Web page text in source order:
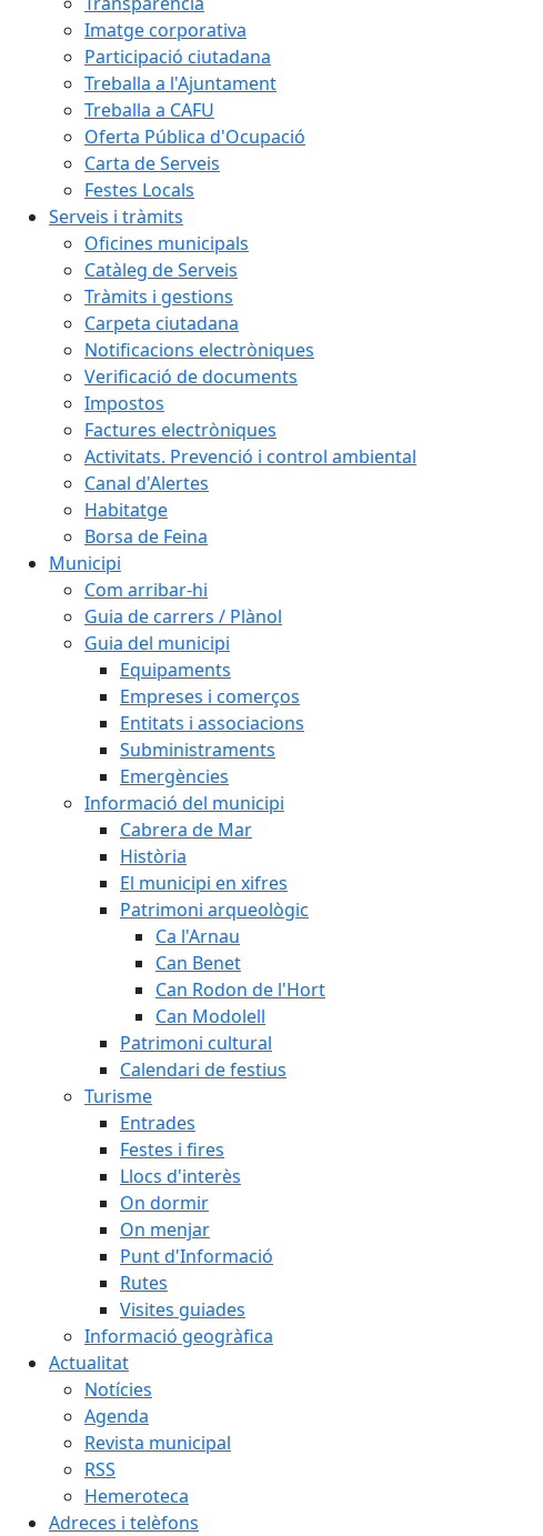
Imatge corporativa
Participació ciutadana
Treballa a l'Ajuntament
Treballa a CAFU
Oferta Pública d'Ocupació
Carta de Serveis
Festes Locals
Serveis i tràmits
Oficines municipals
Catàleg de Serveis
Tràmits i gestions
Carpeta ciutadana
Notificacions electròniques
Verificació de documents
Impostos
Factures electròniques
Activitats. Prevenció i control ambiental
Canal d'Alertes
Habitatge
Borsa de Feina
Municipi
Com arribar-hi
Guia de carrers / Plànol
Guia del municipi
Equipaments
Empreses i comerços
Entitats i associacions
Subministraments
Emergències
Informació del municipi
Cabrera de Mar
Història
El municipi en xifres
Patrimoni arqueològic
Ca l'Arnau
Can Benet
Can Rodon de l'Hort
Can Modolell
Patrimoni cultural
Calendari de festius
Turisme
Entrades
Festes i fires
Llocs d'interès
On dormir
On menjar
Punt d'Informació
Rutes
Visites guiades
Informació geogràfica
Actualitat
Notícies
Agenda
Revista municipal
RSS
Hemeroteca
Adreces i telèfons